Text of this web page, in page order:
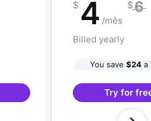
$ 4 /mês
$6
Billed yearly
You save $24a
Try for